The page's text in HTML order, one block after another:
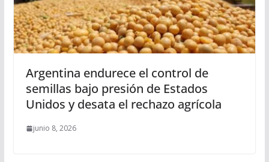
Argentina endurece el control de
semillas bajo presión de Estados
Unidos y desata el rechazo agrícola
junio 8, 2026